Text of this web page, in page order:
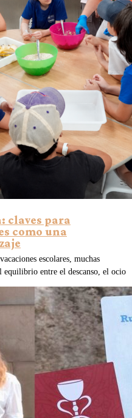
claves para
como una
escolares, muchas
equilibrio entre el descanso, el ocio